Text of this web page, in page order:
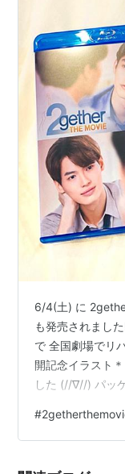
6/4(土) に
も発売されまし
で 全国劇場でリ
開記念イラスト
した (//∇//) パッ
見れば見るほど
はこのようにな
#